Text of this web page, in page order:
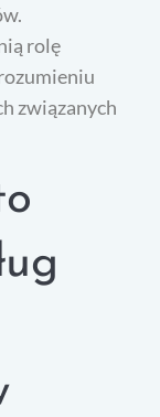
rolę
związanych